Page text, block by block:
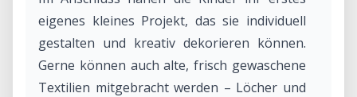
eigenes kleines Projekt, das sie individuell
gestalten und kreativ dekorieren können.
Gerne können auch alte, frisch gewaschene
Textilien mitgebracht werden – Löcher und